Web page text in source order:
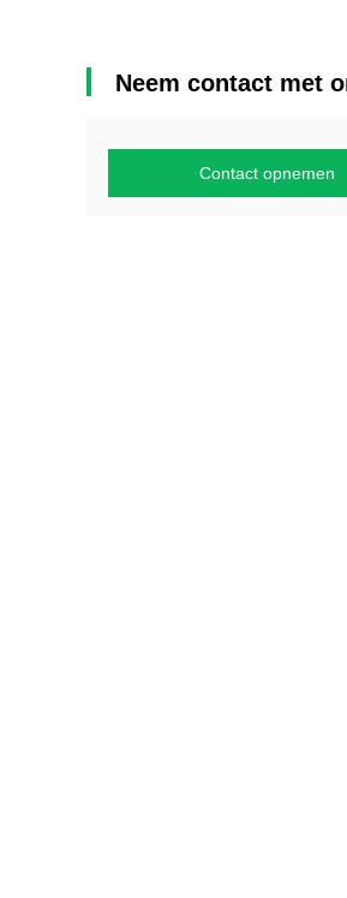
Neem contact met
Contact opnemen